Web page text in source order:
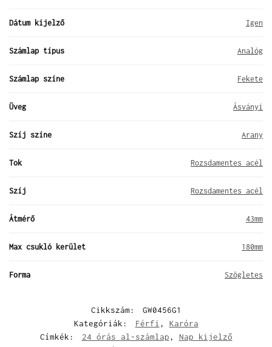
Dátum kijelző Igen
Számlap típus Analóg
Számlap színe Fekete
Üveg Ásványi
Szíj színe Arany
Tok Rozsdamentes acél
Szíj Rozsdamentes acél
Átmérő 43mm
Max csukló kerület 180mm
Forma Szögletes
Cikkszám:
GW0456G1
Kategóriák:
Férfi , Karóra
Címkék:
24 órás al-számlap, Nap kijelző